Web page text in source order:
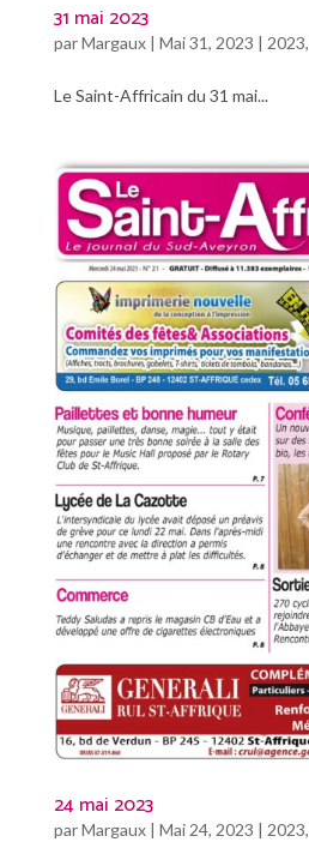
31 mai 2023
parMargaux| Mai 31, 2023 | 2023,
Le Saint-Affricain du 31 mai...
24 mai 2023
parMargaux| Mai 24, 2023 | 2023,